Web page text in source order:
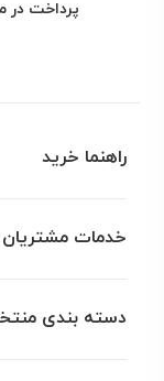
پرداخت در
راهنما خرید
خدمات مشتریان
دسته بندی